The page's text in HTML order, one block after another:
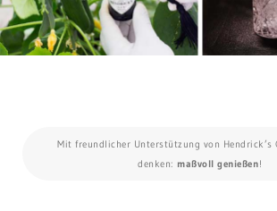
Mit freundlicher Unterstützung von Hendrick’s
denken: maßvoll genießen!